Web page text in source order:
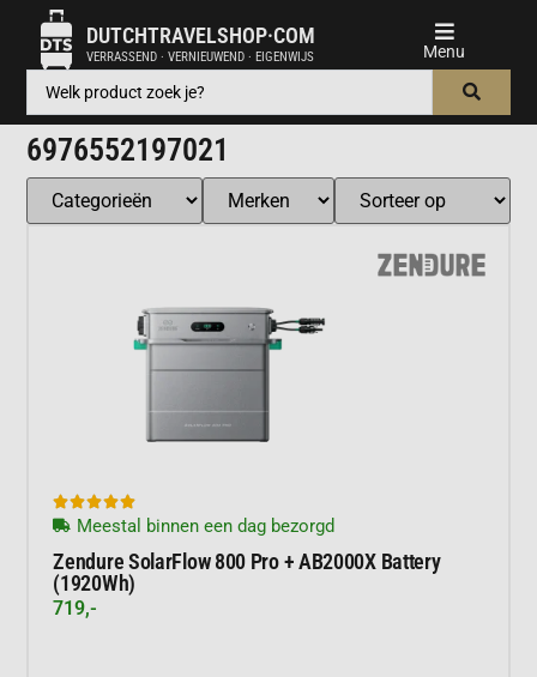
DUTCHTRAVELSHOP·COM
VERRASSEND · VERNIEUWEND · EIGENWIJS
6976552197021

Meestal binnen een dag bezorgd
Zendure SolarFlow 800 Pro + AB2000X Battery
(1920Wh)
719,-